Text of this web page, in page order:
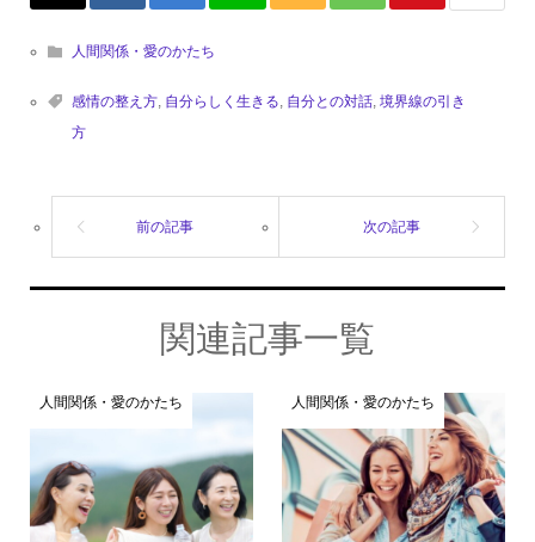
人間関係・愛のかたち
感情の整え方 自分らしく生きる 自分との対話 ,境界線の引き
方
関連記事一覧
人間関係・愛のかたち 人間関係・愛のかたち